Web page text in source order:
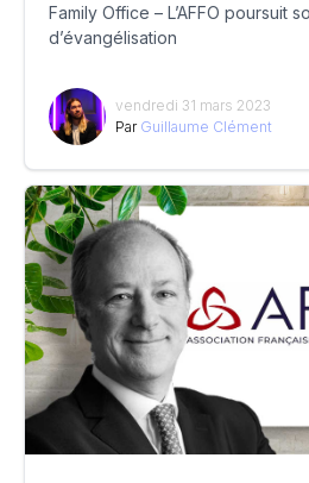
Family Office – L’AFFO poursuit
d’évangélisation
vendredi 31 mars 2023
Par Guillaume Clément